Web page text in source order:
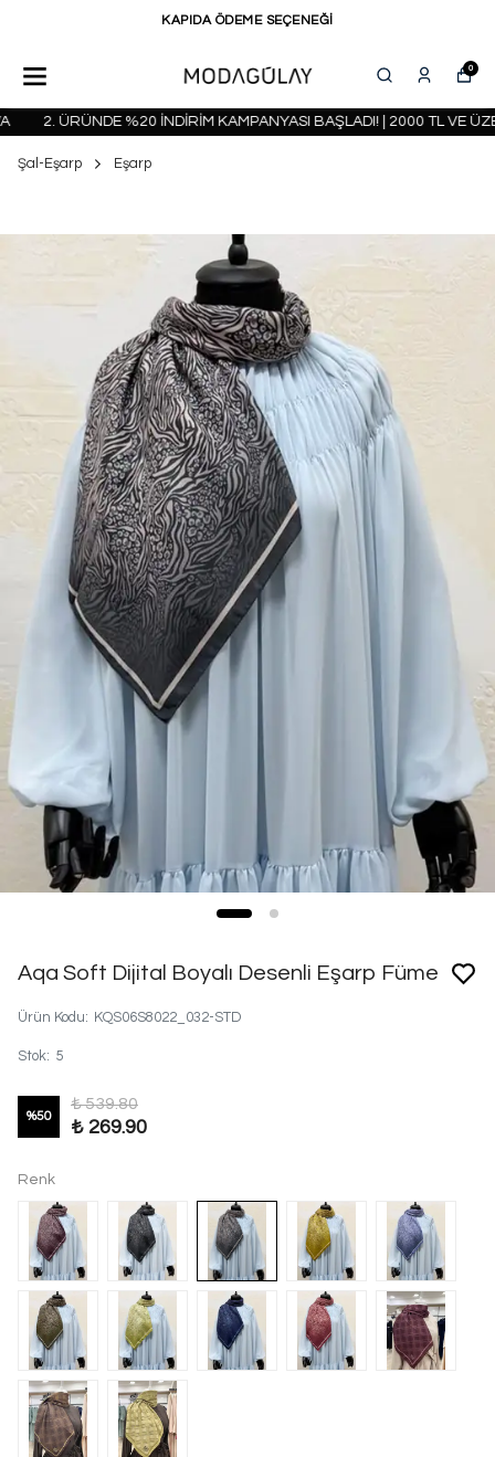
KAPIDA ÖDEME SEÇENEĞİ
0
2. ÜRÜNDE %20 İNDİRİM KAMPANYASI BAŞLADI! | 2000 TL VE
Şal-Eşarp Eşarp
Aqa Soft Dijital Boyalı Desenli Eşarp Füme
Ürün Kodu: KQS06S8022_032-STD
Stok: 5
%50
₺ 539.80
₺ 269.90
Renk